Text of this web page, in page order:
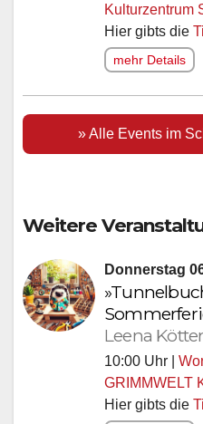
Kulturzentrum
Hier gibts die
mehr Details
» Alle Events im
Weitere
Donnerstag
Leena Kötter
10:00 Uhr |
GRIMMWELT
Hier gibts die